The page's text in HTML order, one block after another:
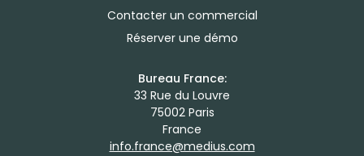
Contacter un commercial
Réserver une démo
Bureau France:
33 Rue du Louvre
75002 Paris
France
info.france@medius.com